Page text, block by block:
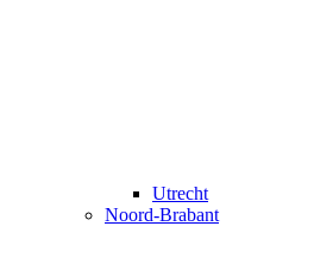
Utrecht
Noord-Brabant